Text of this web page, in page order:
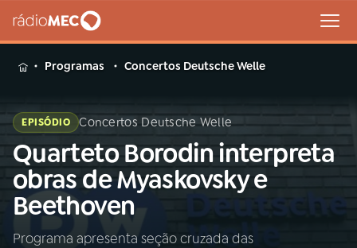
MENU
Buscar
na
Rádio
MEC
Buscar
Início AO VIVO
Programas Concertos Deutsche Welle
EPISÓDIO Concertos Deutsche Welle
Quarteto Borodin interpreta
obras de Myaskovsky e
Beethoven
Programa apresenta seção cruzada das